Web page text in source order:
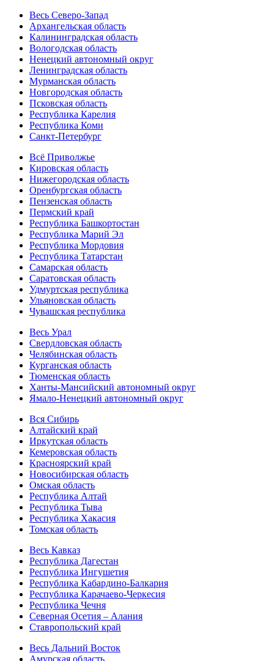
Весь Северо-Запад
Архангельская область
Калининградская область
Вологодская область
Ненецкий автономный округ
Ленинградская область
Мурманская область
Новгородская область
Псковская область
Республика Карелия
Республика Коми
Санкт-Петербург
Всё Приволжье
Кировская область
Нижегородская область
Оренбургская область
Пензенская область
Пермский край
Республика Башкортостан
Республика Марий Эл
Республика Мордовия
Республика Татарстан
Самарская область
Саратовская область
Удмуртская республика
Ульяновская область
Чувашская республика
Весь Урал
Свердловская область
Челябинская область
Курганская область
Тюменская область
Ханты-Мансийский автономный округ
Ямало-Ненецкий автономный округ
Вся Сибирь
Алтайский край
Иркутская область
Кемеровская область
Красноярский край
Новосибирская область
Омская область
Республика Алтай
Республика Тыва
Республика Хакасия
Томская область
Весь Кавказ
Республика Дагестан
Республика Ингушетия
Республика Кабардино-Балкария
Республика Карачаево-Черкесия
Республика Чечня
Северная Осетия – Алания
Ставропольский край
Весь Дальний Восток
Амурская область